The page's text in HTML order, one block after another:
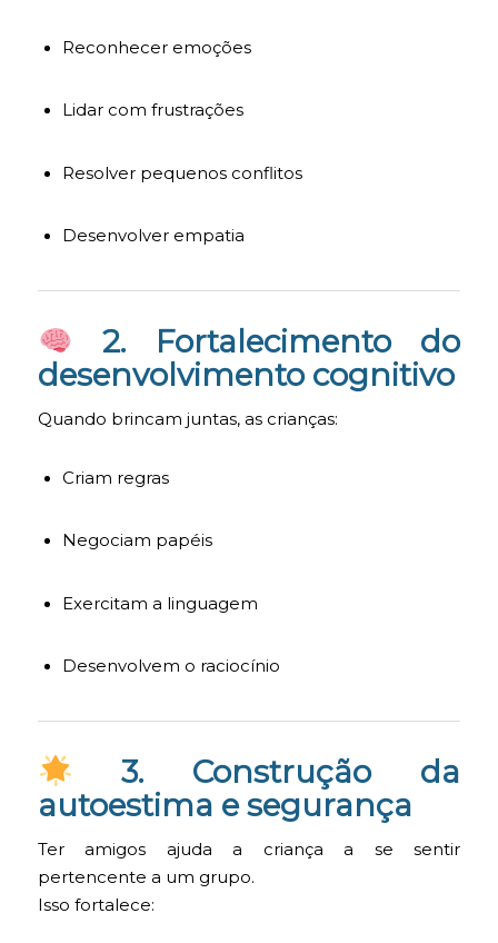
Reconhecer emoções
Lidar com frustrações
Resolver pequenos conflitos
Desenvolver empatia
2. Fortalecimento do
desenvolvimento cognitivo
Quando brincam juntas, as crianças:
Criam regras
Negociam papéis
Exercitam a linguagem
Desenvolvem o raciocínio
3. Construção da
autoestima e segurança
Ter amigos ajuda a criança a se sentir
pertencente a um grupo.
Isso fortalece: